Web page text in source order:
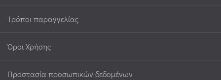
Τρόποι παραγγελίας
Όροι Χρήσης
Προστασία προσωπικών δεδομένων